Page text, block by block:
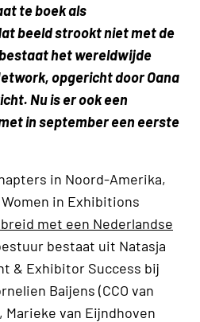
te boek als
beeld strookt niet met de
het wereldwijde
opgericht door Oana
Nu is er ook een
in september een eerste
in Noord-Amerika,
in Exhibitions
met een Nederlandse
bestaat uit Natasja
& Exhibitor Success bij
Baijens (CCO van
van Eijndhoven